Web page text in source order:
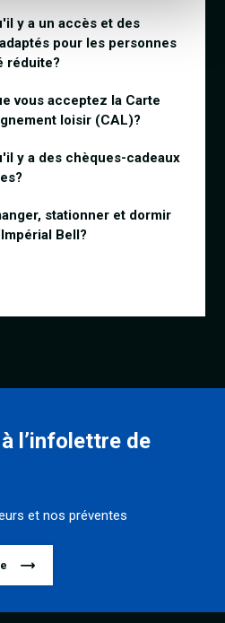
y a un accès et des
pour les personnes
réduite?
vous acceptez la Carte
loisir (CAL)?
y a des chèques-cadeaux
stationner et dormir
Bell?
l’infolettre de
et nos préventes